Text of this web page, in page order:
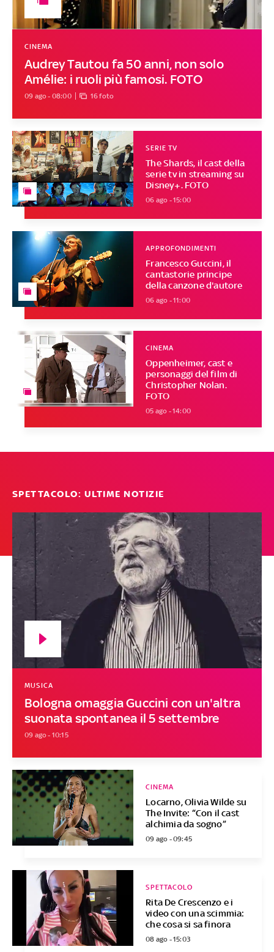
Audrey Tautou fa 50 anni, non solo
Amélie: i ruoli più famosi. FOTO
CINEMA
09 ago - 08:00 16 foto
The Shards, il cast della
serie tv in streaming su
Disney+. FOTO
SERIE TV
06 ago - 15:00
Francesco Guccini, il
cantastorie principe
della canzone d'autore
APPROFONDIMENTI
06 ago - 11:00
Oppenheimer, cast e
personaggi del film di
Christopher Nolan.
FOTO
CINEMA
05 ago - 14:00
SPETTACOLO: ULTIME NOTIZIE
Bologna omaggia Guccini con un'altra
suonata spontanea il 5 settembre
MUSICA
09 ago - 10:15
Locarno, Olivia Wilde su
The Invite: “Con il cast
alchimia da sogno”
CINEMA
09 ago - 09:45
Rita De Crescenzo e i
video con una scimmia:
che cosa si sa finora
SPETTACOLO
08 ago - 15:03